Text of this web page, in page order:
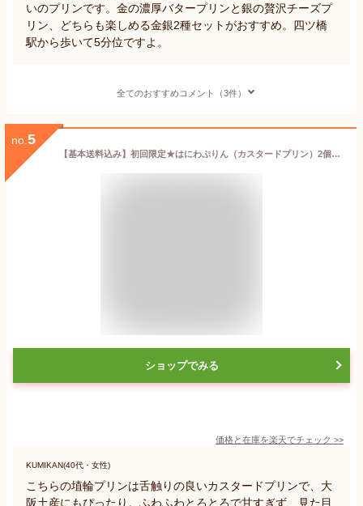
いのプリンです。金の濃厚バタープリンと銀の贅沢チーズプ
リン、どちらも楽しめる金銀2種セットがおすすめ。四ツ橋
駅から歩いて5分位ですよ。
全てのおすすめコメント（3件）
no. 5
【基本送料込み】初回限定★はにわぷりん（カスタードプリン）2個SET 人気 洋菓子 スイーツ プチギフト お取り寄せ ハニワ プリン 埴輪 陶器 歴史 世界遺産 大阪土産 ご当地スイーツ お取り寄せ ふわふわ とろとろ
ショップでみる
価格と在庫を楽天でチェック >>
KUMIKAN(40代・女性)
こちらの埴輪プリンは舌触りの良いカスタードプリンで、大
阪土産にもぴったり。ふわふわとろとろで甘すぎず、見た目